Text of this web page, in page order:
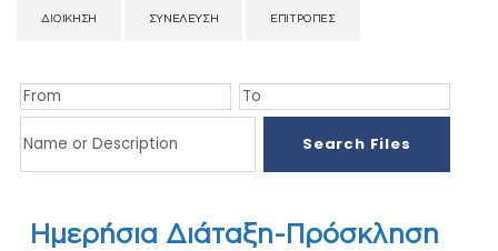
ΔΙΟΊΚΗΣΗ ΣΥΝΈΛΕΥΣΗ ΕΠΙΤΡΟΠΈΣ
Ημερήσια Διάταξη-Πρόσκληση